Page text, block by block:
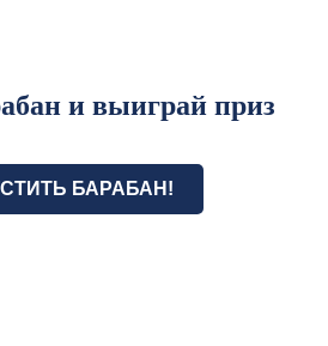
и выиграй приз
БАРАБАН!